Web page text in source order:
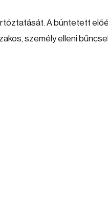
A büntetett
személy elleni